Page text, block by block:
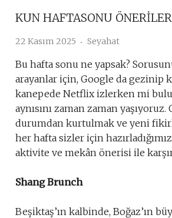
KUN HAFTASONU
22 Kasım 2025 Seyahat
Bu hafta sonu ne yapsak?
arayanlar için, Google da gezinip
kanepede Netflix izlerken mi
aynısını zaman zaman yaşıyoruz.
durumdan kurtulmak ve yeni
her hafta sizler için
aktivite ve mekân önerisi ile
Shang Brunch
Beşiktaş’ın kalbinde, Boğaz’ın